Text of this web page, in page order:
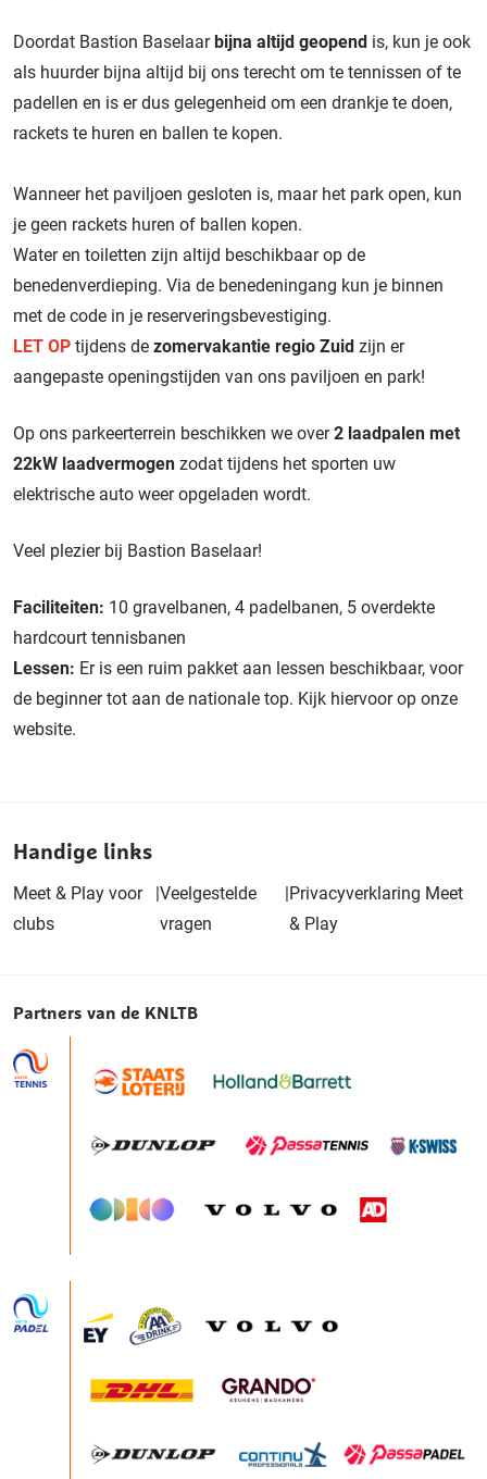
Doordat Bastion Baselaarbijna altijd geopend is, kun je ook
als huurder bijna altijd bij ons terecht om te tennissen of te
padellen en is er dus gelegenheid om een drankje te doen,
rackets te huren en ballen te kopen.
Wanneer het paviljoen gesloten is, maar het park open, kun
je geen rackets huren of ballen kopen.
Water en toiletten zijn altijd beschikbaar op de
benedenverdieping. Via de benedeningang kun je binnen
met de code in je reserveringsbevestiging.
LET OP tijdens de zomervakantie regio Zuid zijn er
aangepaste openingstijden van ons paviljoen en park!
Op ons parkeerterrein beschikken we over2 laadpalen met
22kW laadvermogen zodat tijdens het sporten uw
elektrische auto weer opgeladen wordt.
Veel plezier bij Bastion Baselaar!
Faciliteiten: 10 gravelbanen, 4 padelbanen, 5 overdekte
hardcourt tennisbanen
Lessen: Er is een ruim pakket aan lessen beschikbaar, voor
de beginner tot aan de nationale top. Kijk hiervoor op onze
website.
Handige links
Meet & Play voor
clubs
|Veelgestelde
vragen
|Privacyverklaring Meet
& Play
Partners van de KNLTB